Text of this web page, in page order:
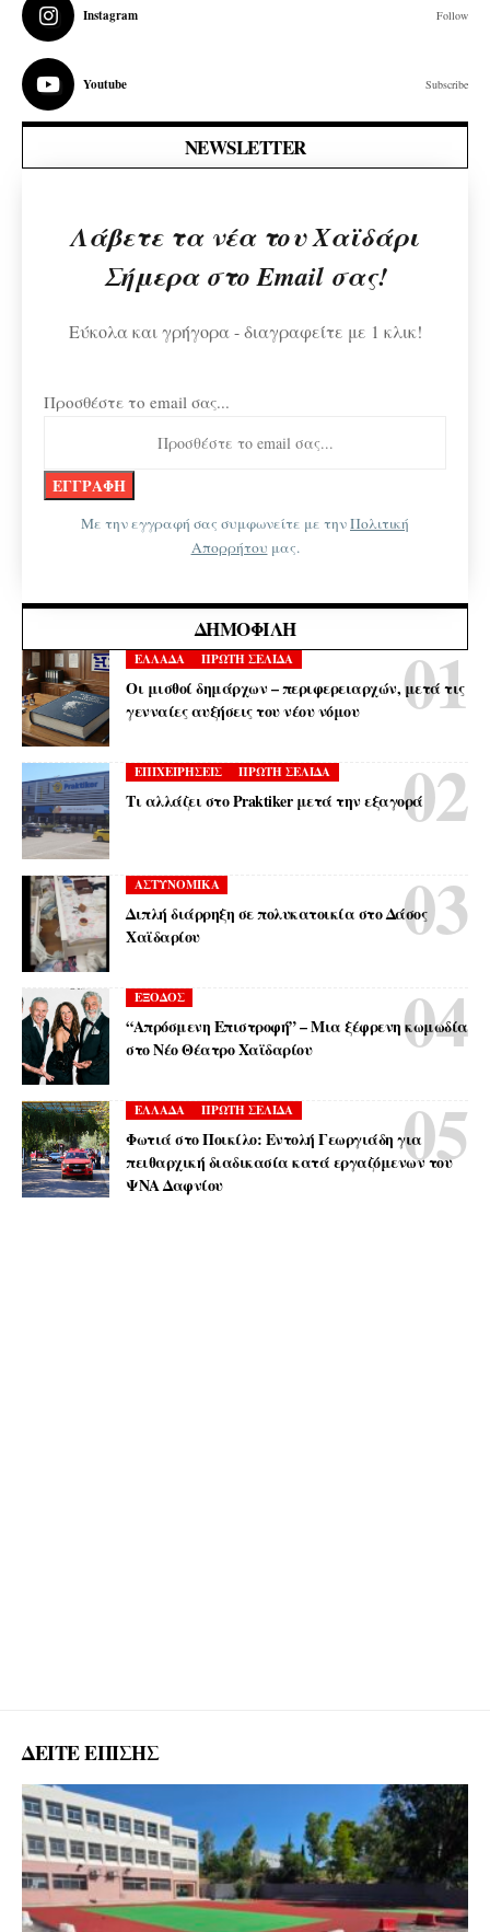
Instagram Follow
Youtube Subscribe
NEWSLETTER
Λάβετε τα νέα του Χαϊδάρι
Σήμερα στο Email σας!
Εύκολα και γρήγορα - διαγραφείτε με 1 κλικ!
Προσθέστε το email σας...
Με την εγγραφή σας συμφωνείτε με τηνΠολιτική
Απορρήτου μας.
ΔΗΜΟΦΙΛΉ
ΕΛΛΑΔΑ ΠΡΩΤΗ ΣΕΛΙΔΑ
Οι μισθοί δημάρχων – περιφερειαρχών, μετά τις
γενναίες αυξήσεις του νέου νόμου
ΕΠΙΧΕΙΡΗΣΕΙΣ ΠΡΩΤΗ ΣΕΛΙΔΑ
Τι αλλάζει στο Praktiker μετά την εξαγορά
ΑΣΤΥΝΟΜΙΚΑ
Διπλή διάρρηξη σε πολυκατοικία στο Δάσος
Χαϊδαρίου
ΕΞΟΔΟΣ
“Απρόσμενη Επιστροφή” – Μια ξέφρενη κωμωδία
στο Νέο Θέατρο Χαϊδαρίου
ΕΛΛΑΔΑ ΠΡΩΤΗ ΣΕΛΙΔΑ
Φωτιά στο Ποικίλο: Εντολή Γεωργιάδη για
πειθαρχική διαδικασία κατά εργαζόμενων του
ΨΝΑ Δαφνίου
ΔΕΙΤΕ ΕΠΙΣΗΣ